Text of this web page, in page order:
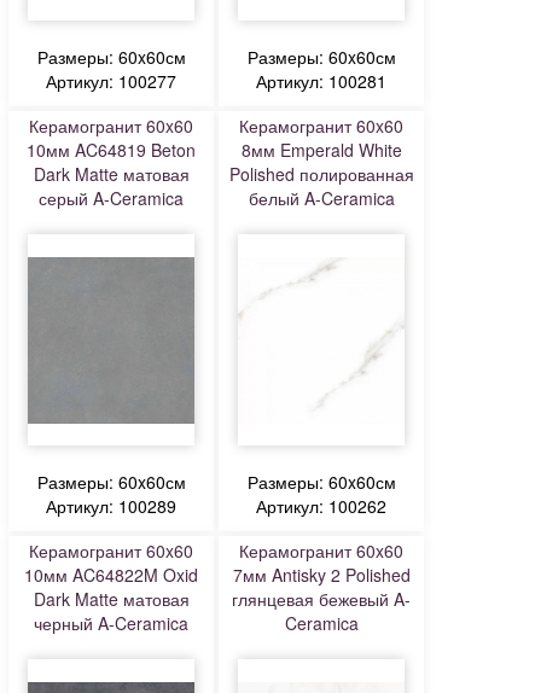
Размеры: 60x60см
Артикул: 100277
Размеры: 60x60см
Артикул: 100281
Керамогранит 60x60
10мм AC64819 Beton
Dark Matte матовая
серый A-Ceramica
Размеры: 60x60см
Артикул: 100289
Керамогранит 60x60
8мм Emperald White
Polished полированная
белый A-Ceramica
Размеры: 60x60см
Артикул: 100262
Керамогранит 60x60
10мм AC64822M Oxid
Dark Matte матовая
черный A-Ceramica
Керамогранит 60x60
7мм Antisky 2 Polished
глянцевая бежевый A-
Ceramica